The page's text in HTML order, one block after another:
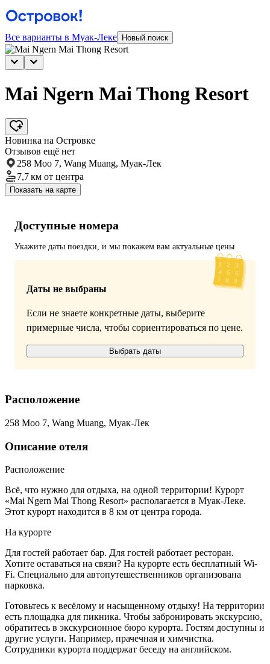
Все варианты в Муак-Леке Новый поиск
Mai Ngern Mai Thong Resort
Новинка на Островке
Отзывов ещё нет
258 Moo 7, Wang Muang, Муак-Лек
7,7 км от центра
Показать на карте
Доступные номера
Укажите даты поездки, и мы покажем вам актуальные цены
Даты не выбраны
Если не знаете конкретные даты, выберите
примерные числа, чтобы сориентироваться по цене.
Выбрать даты
Расположение
258 Moo 7, Wang Muang, Муак-Лек
Описание отеля
Расположение
Всё, что нужно для отдыха, на одной территории! Курорт
«Mai Ngern Mai Thong Resort» располагается в Муак-Леке.
Этот курорт находится в 8 км от центра города.
На курорте
Для гостей работает бар. Для гостей работает ресторан.
Хотите оставаться на связи? На курорте есть бесплатный Wi-
Fi. Специально для автопутешественников организована
парковка.
Готовьтесь к весёлому и насыщенному отдыху! На территории
есть площадка для пикника. Чтобы забронировать экскурсию,
обратитесь в экскурсионное бюро курорта. Гостям доступны и
другие услуги. Например, прачечная и химчистка.
Сотрудники курорта поддержат беседу на английском.